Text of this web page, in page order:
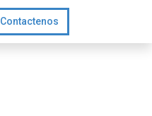
Contactenos